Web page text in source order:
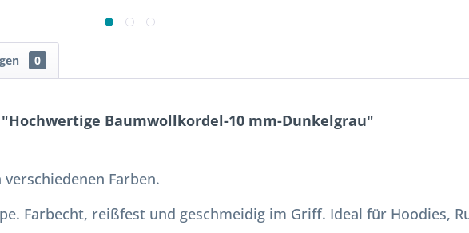
0
Baumwollkordel-10 mm-Dunkelgrau"
Farben.
Farbecht, reißfest und geschmeidig im Griff. Ideal für Hoodies,